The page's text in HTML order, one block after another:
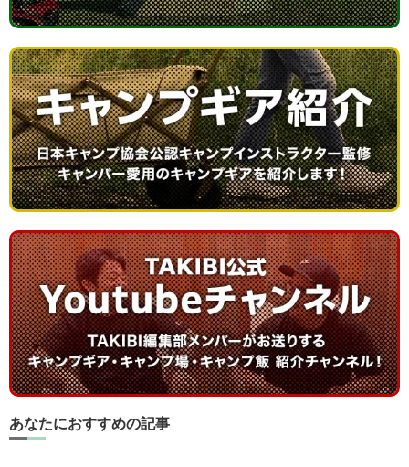
あなたにおすすめの記事